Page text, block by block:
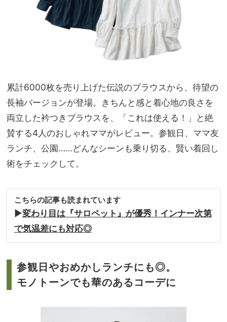
累計6000枚を売り上げた伝説のブラウスから、待望の
長袖バージョンが登場。きちんと感と着心地の良さを
両立した衿つきブラウスを、「これは使える！」と絶
賛する4人のおしゃれママがレビュー。参観日、ママ友
ランチ、公園……どんなシーンも乗り切る、賢い着回し
術をチェックして。
こちらの記事も読まれています
▶︎変わり目は『サロペット』が優秀！インナー次第
で気温差にも対応◎
参観日やおめかしランチにも◎。
モノトーンでも華のあるコーデに